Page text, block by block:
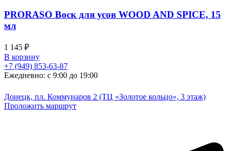
PRORASO Воск для усов WOOD AND SPICE, 15
мл
1 145 ₽
В корзину
+7 (949) 853-63-87
Ежедневно: с 9:00 до 19:00
Донецк, пл. Коммунаров 2 (ТЦ «Золотое кольцо», 3 этаж)
Проложить маршрут